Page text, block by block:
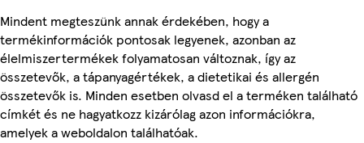
Mindent megteszünk annak érdekében, hogy a
termékinformációk pontosak legyenek, azonban az
élelmiszertermékek folyamatosan változnak, így az
összetevők, a tápanyagértékek, a dietetikai és allergén
összetevők is. Minden esetben olvasd el a terméken található
címkét és ne hagyatkozz kizárólag azon információkra,
amelyek a weboldalon találhatóak.